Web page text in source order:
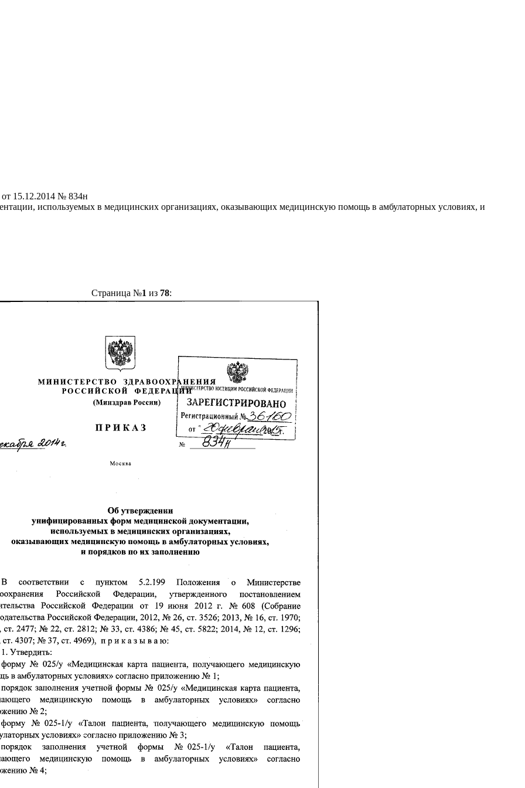
15.12.2014 № 834н
используемых в медицинских организациях, оказывающих медицинскую помощь в амбулаторных условиях, и
Страница №1 из 78: